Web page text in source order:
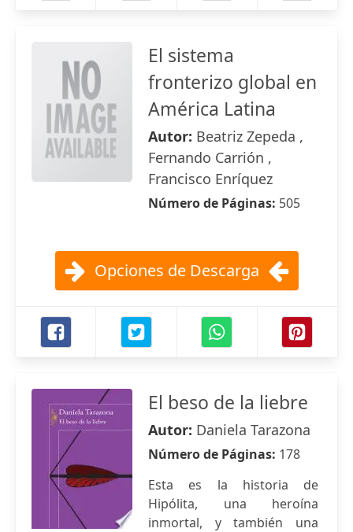
El sistema
fronterizo global en
América Latina
Autor: Beatriz Zepeda ,
Fernando Carrión ,
Francisco Enríquez
Número de Páginas: 505
Opciones de Descarga
El beso de la liebre
Autor: Daniela Tarazona
Número de Páginas: 178
Esta es la historia de
Hipólita, una heroína
inmortal, y también una